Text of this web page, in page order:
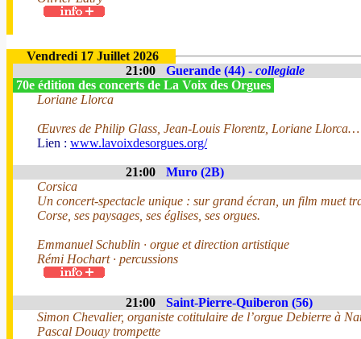
Vendredi 17 Juillet 2026
21:00
Guerande (44) - collegiale
70e édition des concerts de La Voix des Orgues
Loriane Llorca
Œuvres de Philip Glass, Jean-Louis Florentz, Loriane Llorca…
Lien : www.lavoixdesorgues.org/
21:00
Muro (2B)
Corsica
Un concert-spectacle unique : sur grand écran, un film muet
Corse, ses paysages, ses églises, ses orgues.
Emmanuel Schublin · orgue et direction artistique
Rémi Hochart · percussions
21:00
Saint-Pierre-Quiberon (56)
Simon Chevalier, organiste cotitulaire de l’orgue Debierre à
Pascal Douay trompette